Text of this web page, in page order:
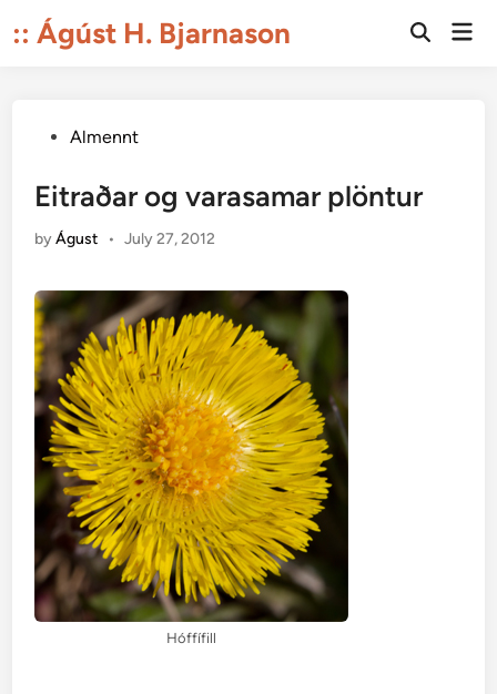
to:: Ágúst H. Bjarnason
Open
PostedAlmennt
Eitraðar og varasamar plöntur
byÁgust • July 27, 2012
Hóffífill